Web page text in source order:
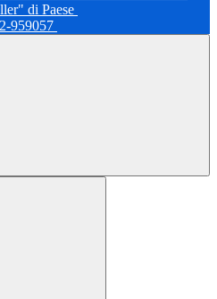
di Paese
959057